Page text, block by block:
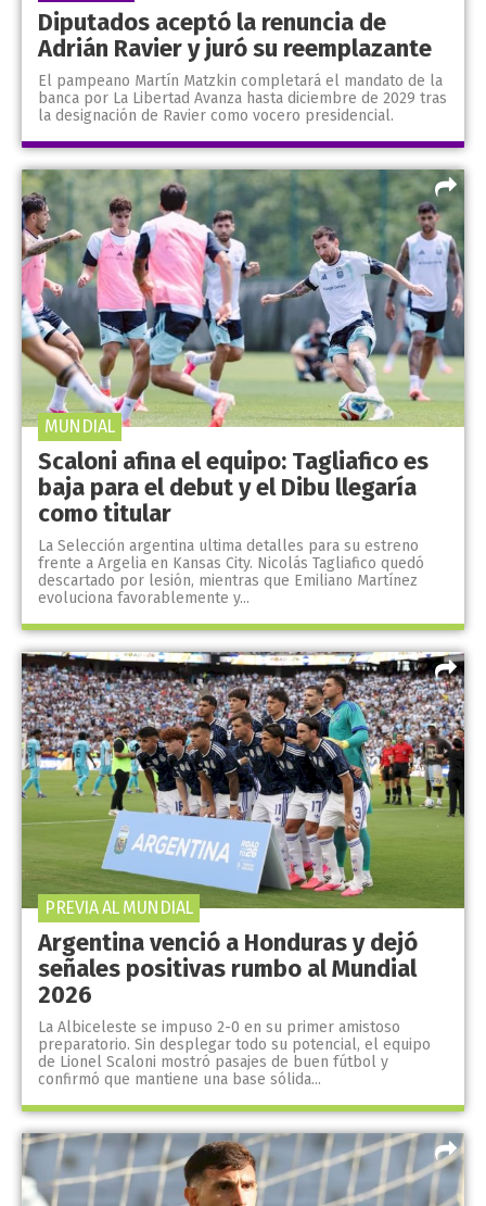
Diputados aceptó la renuncia de
Adrián Ravier y juró su reemplazante
El pampeano Martín Matzkin completará el mandato de la
banca por La Libertad Avanza hasta diciembre de 2029 tras
la designación de Ravier como vocero presidencial.
Scaloni afina el equipo: Tagliafico es
baja para el debut y el Dibu llegaría
como titular
La Selección argentina ultima detalles para su estreno
frente a Argelia en Kansas City. Nicolás Tagliafico quedó
descartado por lesión, mientras que Emiliano Martínez
evoluciona favorablemente y...
MUNDIAL
Argentina venció a Honduras y dejó
señales positivas rumbo al Mundial
2026
La Albiceleste se impuso 2-0 en su primer amistoso
preparatorio. Sin desplegar todo su potencial, el equipo
de Lionel Scaloni mostró pasajes de buen fútbol y
confirmó que mantiene una base sólida...
PREVIA AL MUNDIAL